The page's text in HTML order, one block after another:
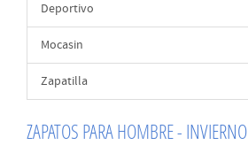
Deportivo
Mocasin
Zapatilla
ZAPATOS PARA HOMBRE - INVIERNO